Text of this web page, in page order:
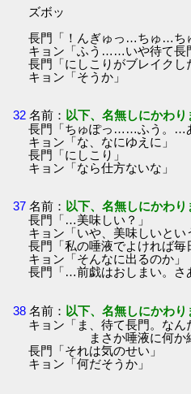
ズボッ
長門「！んぎゅっ…ちゅ…ち
キョン「ふう……いや待て長
長門「にしこりがブレイクし
キョン「そうか」
32 名前： 以下、名無しにかわ
長門「ちゅぽっ……ふう。…
キョン「な、なにゆえに」
長門「にしこり」
キョン「なら仕方ないな」
37 名前： 以下、名無しにかわ
長門「…美味しい？」
キョン「いや、美味しいと
長門「私の唾液でよければ毎
キョン「そんなに出るのか」
長門「…前戯はおしまい。さ
38 名前： 以下、名無しにかわ
キョン「ま、待て長門。な
まさか唾液に何か細
長門「それは気のせい」
キョン「何だそうか」